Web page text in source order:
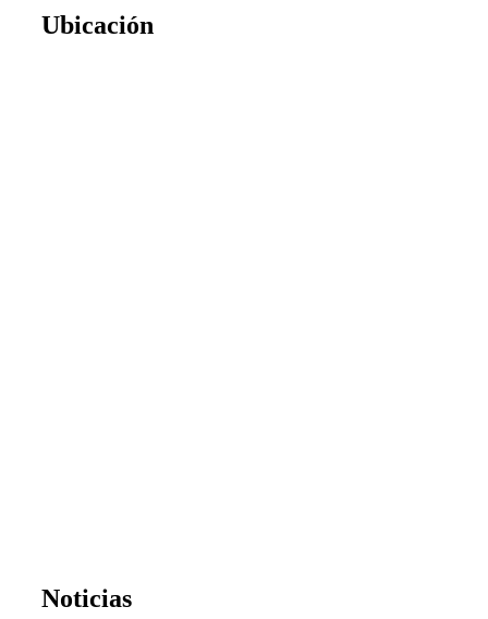
Ubicación
Noticias